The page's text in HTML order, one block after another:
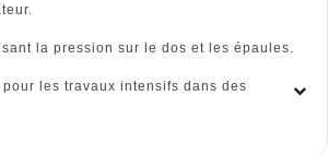
la pression sur le dos et les épaules.
les travaux intensifs dans des